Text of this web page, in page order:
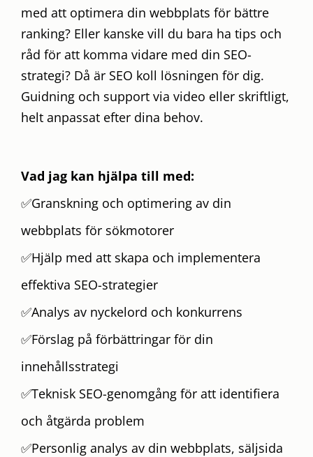
med att optimera din webbplats för bättre
ranking? Eller kanske vill du bara ha tips och
råd för att komma vidare med din SEO-
strategi? Då är SEO koll lösningen för dig.
Guidning och support via video eller skriftligt,
helt anpassat efter dina behov.
Vad jag kan hjälpa till med:
✅Granskning och optimering av din
webbplats för sökmotorer
✅Hjälp med att skapa och implementera
effektiva SEO-strategier
✅Analys av nyckelord och konkurrens
✅Förslag på förbättringar för din
innehållsstrategi
✅Teknisk SEO-genomgång för att identifiera
och åtgärda problem
✅Personlig analys av din webbplats, säljsida